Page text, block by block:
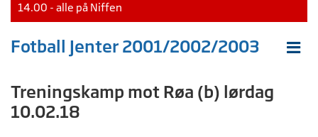
14.00 - alle på Niffen
Fotball Jenter 2001/2002/2003
Treningskamp mot Røa (b) lørdag
10.02.18